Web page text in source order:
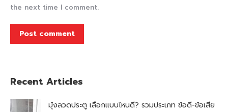
the next time I comment.
Post comment
Recent Articles
มุ้งลวดประตู เลือกแบบไหนดี? รวมประเภท ข้อดี-ข้อเสีย